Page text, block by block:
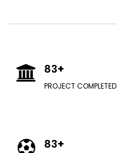
83+
PROJECT COMPLETED
83+